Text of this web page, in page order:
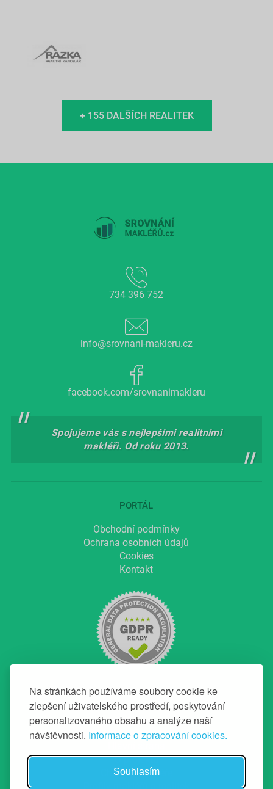
Na stránkách používáme soubory cookie ke
zlepšení uživatelského prostředí, poskytování
personalizovaného obsahu a analýze naší
návštěvnosti. Informace o zpracování cookies.
Souhlasím
+ 155 DALŠÍCH REALITEK
734 396 752
info@srovnani-makleru.cz
facebook.com/srovnanimakleru
Spojujeme vás s nejlepšími realitními
makléři. Od roku 2013.
PORTÁL
Obchodní podmínky
Ochrana osobních údajů
Cookies
Kontakt
NAVIGACE
O projektu
Chci top makléře